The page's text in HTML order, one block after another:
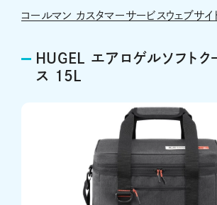
コールマン カスタマーサービスウェブサイ
HUGEL エアロゲルソフトク
ス 15L